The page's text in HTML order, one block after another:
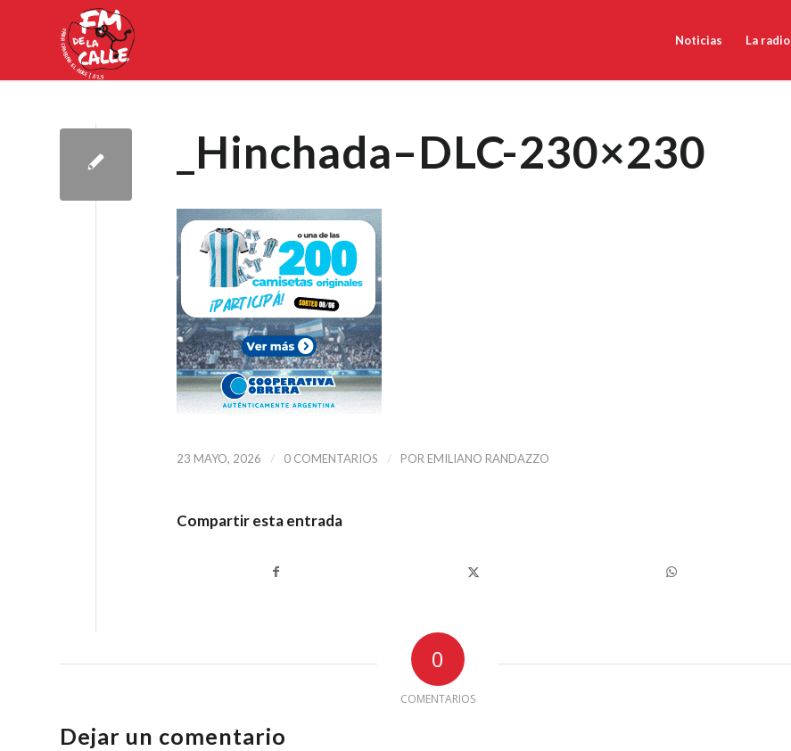
Noticias La radio
_Hinchada–DLC-230×230
23 MAYO, 2026 / 0 COMENTARIOS / POR EMILIANO RANDAZZO
Compartir esta entrada
0
COMENTARIOS
Dejar un comentario